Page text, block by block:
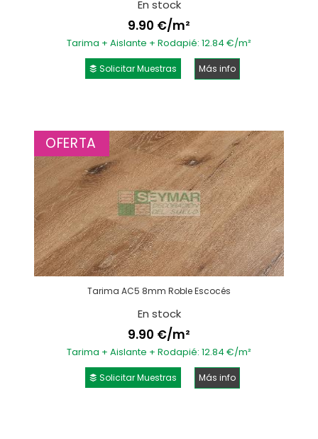
En stock
9.90 €/m²
Tarima + Aislante + Rodapié: 12.84 €/m²
Solicitar Muestras Más info
OFERTA
Tarima AC5 8mm Roble Escocés
En stock
9.90 €/m²
Tarima + Aislante + Rodapié: 12.84 €/m²
Solicitar Muestras Más info